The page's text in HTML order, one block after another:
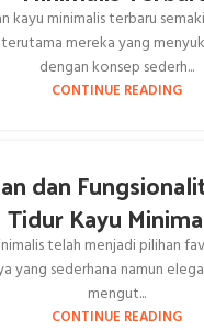
kayu minimalis terbaru
mereka yang
dengan konsep sederh...
CONTINUE READING
dan
Tidur Kayu
telah menjadi pilihan
yang sederhana namun
mengut...
CONTINUE READING